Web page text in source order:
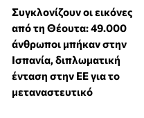
Συγκλονίζουν οι εικόνες
από τη Θέουτα: 49.000
άνθρωποι μπήκαν στην
Ισπανία, διπλωματική
ένταση στην ΕΕ για το
μεταναστευτικό